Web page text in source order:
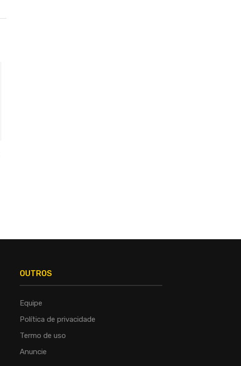
OUTROS
Equipe
Política de privacidade
Termo de uso
Anuncie